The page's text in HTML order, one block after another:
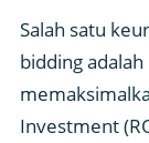
Salah satu
bidding
Investment